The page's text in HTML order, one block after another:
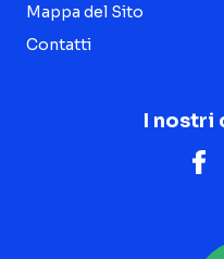
Mappa del Sito
Contatti
I nostri